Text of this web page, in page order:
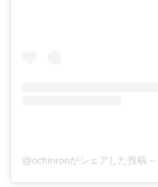
@ochinronがシェアした投稿 –